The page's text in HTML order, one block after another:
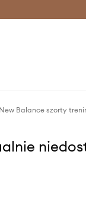
New Balance szorty